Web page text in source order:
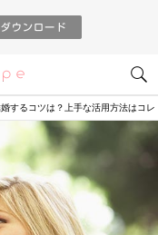
恋愛レシピ
するコツは？上手な活用方法はコレ